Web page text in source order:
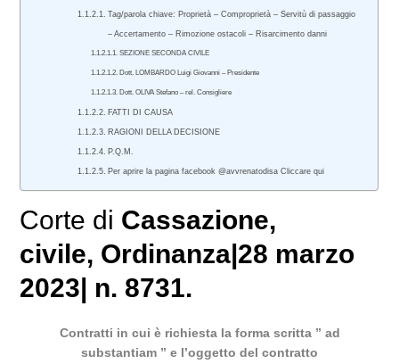
Tag/parola chiave: Proprietà – Comproprietà – Servitù di passaggio
– Accertamento – Rimozione ostacoli – Risarcimento danni
SEZIONE SECONDA CIVILE
Dott. LOMBARDO Luigi Giovanni – Presidente
Dott. OLIVA Stefano – rel. Consigliere
FATTI DI CAUSA
RAGIONI DELLA DECISIONE
P.Q.M.
Per aprire la pagina facebook @avvrenatodisa Cliccare qui
Corte di Cassazione,
civile, Ordinanza|28 marzo
2023| n. 8731.
Contratti in cui è richiesta la forma scritta ” ad
substantiam ” e l’oggetto del contratto